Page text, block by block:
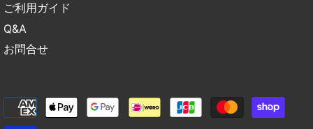
ご利用ガイド
Q&A
お問合せ